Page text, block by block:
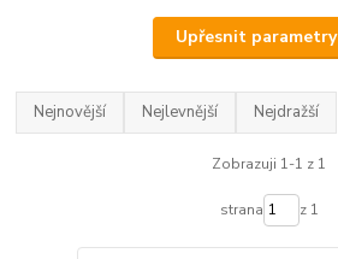
Upřesnit parametry
Nejnovější Nejlevnější Nejdražší
Zobrazuji 1-1 z 1
strana z 1